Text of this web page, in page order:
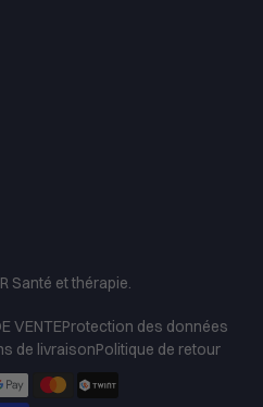
Santé et thérapie.
VENTEProtection des données
de livraisonPolitique de retour